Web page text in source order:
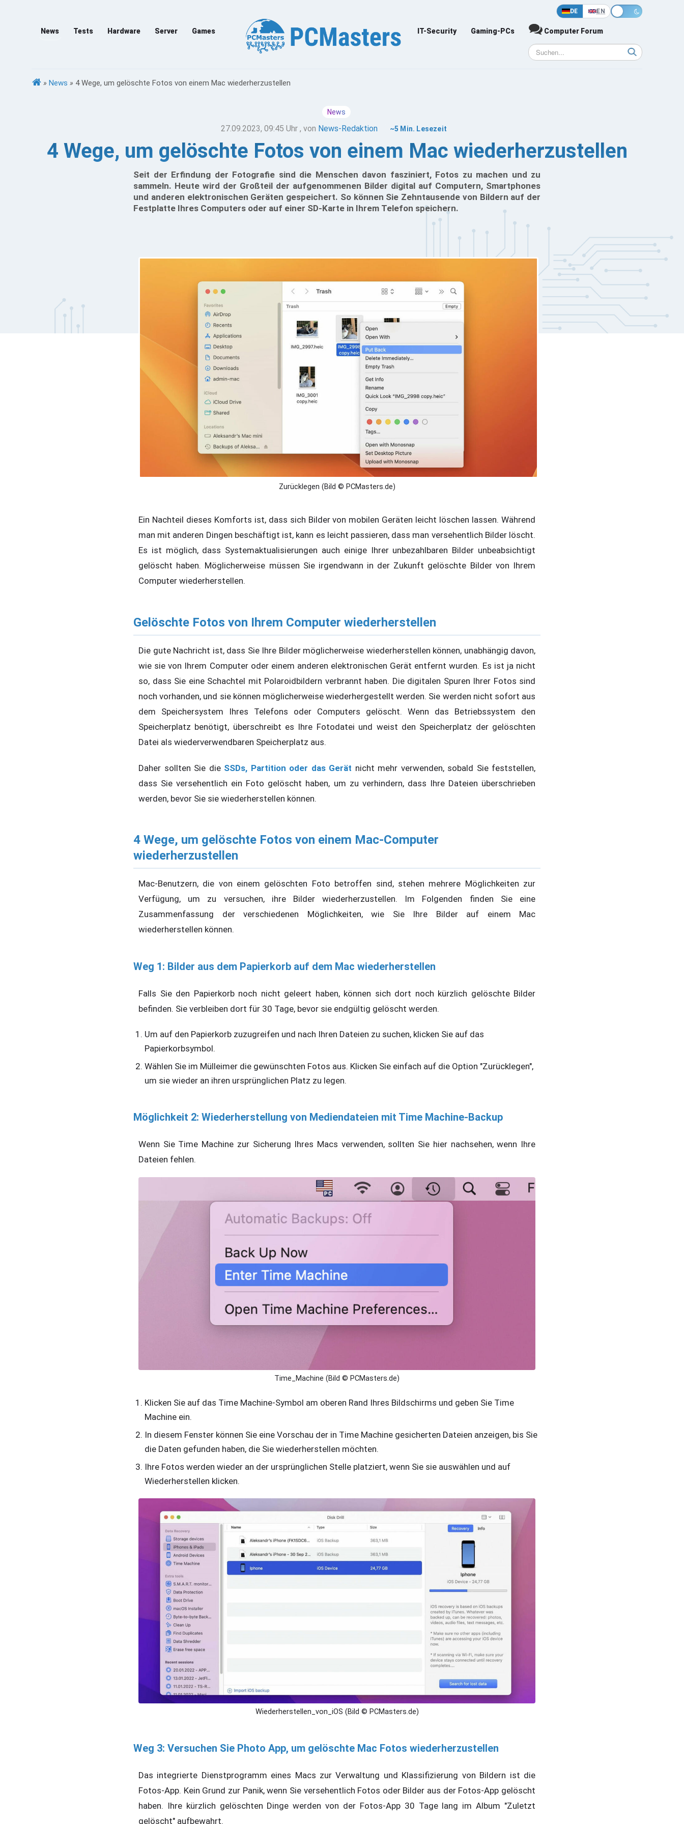
DE EN
News Tests Hardware Server Games IT-Security Gaming-PCs Computer Forum
» News » 4 Wege, um gelöschte Fotos von einem Mac wiederherzustellen
News
27.09.2023, 09:45 Uhr , von News-Redaktion ~5 Min. Lesezeit
4 Wege, um gelöschte Fotos von einem Mac wiederherzustellen
Seit der Erfindung der Fotografie sind die Menschen davon fasziniert, Fotos zu machen und zu
sammeln. Heute wird der Großteil der aufgenommenen Bilder digital auf Computern, Smartphones
und anderen elektronischen Geräten gespeichert. So können Sie Zehntausende von Bildern auf der
Festplatte Ihres Computers oder auf einer SD-Karte in Ihrem Telefon speichern.
Zurücklegen (Bild © PCMasters.de)
Ein Nachteil dieses Komforts ist, dass sich Bilder von mobilen Geräten leicht löschen lassen. Während
man mit anderen Dingen beschäftigt ist, kann es leicht passieren, dass man versehentlich Bilder löscht.
Es ist möglich, dass Systemaktualisierungen auch einige Ihrer unbezahlbaren Bilder unbeabsichtigt
gelöscht haben. Möglicherweise müssen Sie irgendwann in der Zukunft gelöschte Bilder von Ihrem
Computer wiederherstellen.
Gelöschte Fotos von Ihrem Computer wiederherstellen
Die gute Nachricht ist, dass Sie Ihre Bilder möglicherweise wiederherstellen können, unabhängig davon,
wie sie von Ihrem Computer oder einem anderen elektronischen Gerät entfernt wurden. Es ist ja nicht
so, dass Sie eine Schachtel mit Polaroidbildern verbrannt haben. Die digitalen Spuren Ihrer Fotos sind
noch vorhanden, und sie können möglicherweise wiederhergestellt werden. Sie werden nicht sofort aus
dem Speichersystem Ihres Telefons oder Computers gelöscht. Wenn das Betriebssystem den
Speicherplatz benötigt, überschreibt es Ihre Fotodatei und weist den Speicherplatz der gelöschten
Datei als wiederverwendbaren Speicherplatz aus.
Daher sollten Sie die SSDs, Partition oder das Gerät nicht mehr verwenden, sobald Sie feststellen,
dass Sie versehentlich ein Foto gelöscht haben, um zu verhindern, dass Ihre Dateien überschrieben
werden, bevor Sie sie wiederherstellen können.
4 Wege, um gelöschte Fotos von einem Mac-Computer
wiederherzustellen
Mac-Benutzern, die von einem gelöschten Foto betroffen sind, stehen mehrere Möglichkeiten zur
Verfügung, um zu versuchen, ihre Bilder wiederherzustellen. Im Folgenden finden Sie eine
Zusammenfassung der verschiedenen Möglichkeiten, wie Sie Ihre Bilder auf einem Mac
wiederherstellen können.
Weg 1: Bilder aus dem Papierkorb auf dem Mac wiederherstellen
Falls Sie den Papierkorb noch nicht geleert haben, können sich dort noch kürzlich gelöschte Bilder
befinden. Sie verbleiben dort für 30 Tage, bevor sie endgültig gelöscht werden.
Um auf den Papierkorb zuzugreifen und nach Ihren Dateien zu suchen, klicken Sie auf das
Papierkorbsymbol.
Wählen Sie im Mülleimer die gewünschten Fotos aus. Klicken Sie einfach auf die Option "Zurücklegen",
um sie wieder an ihren ursprünglichen Platz zu legen.
Möglichkeit 2: Wiederherstellung von Mediendateien mit Time Machine-Backup
Wenn Sie Time Machine zur Sicherung Ihres Macs verwenden, sollten Sie hier nachsehen, wenn Ihre
Dateien fehlen.
Time_Machine (Bild © PCMasters.de)
Klicken Sie auf das Time Machine-Symbol am oberen Rand Ihres Bildschirms und geben Sie Time
Machine ein.
In diesem Fenster können Sie eine Vorschau der in Time Machine gesicherten Dateien anzeigen, bis Sie
die Daten gefunden haben, die Sie wiederherstellen möchten.
Ihre Fotos werden wieder an der ursprünglichen Stelle platziert, wenn Sie sie auswählen und auf
Wiederherstellen klicken.
Wiederherstellen_von_iOS (Bild © PCMasters.de)
Weg 3: Versuchen Sie Photo App, um gelöschte Mac Fotos wiederherzustellen
Das integrierte Dienstprogramm eines Macs zur Verwaltung und Klassifizierung von Bildern ist die
Fotos-App. Kein Grund zur Panik, wenn Sie versehentlich Fotos oder Bilder aus der Fotos-App gelöscht
haben. Ihre kürzlich gelöschten Dinge werden von der Fotos-App 30 Tage lang im Album "Zuletzt
gelöscht" aufbewahrt.